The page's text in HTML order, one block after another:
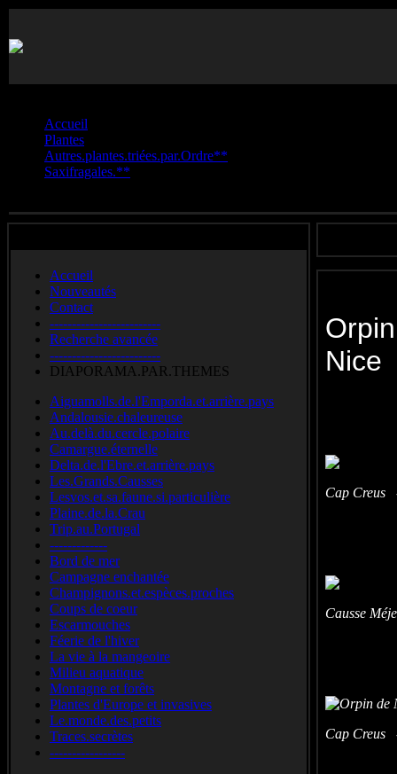
Accueil
Plantes
Autres.plantes.triées.par.Ordre**
Saxifragales.**
Accueil
Nouveautés
Contact
-------------------------
Recherche avancée
-------------------------
DIAPORAMA.PAR.THEMES
Aiguamolls.de.l'Emporda.et.arrière.pays
Andalousie.chaleureuse
Au.delà.du.cercle.polaire
Camargue.éternelle
Delta.de.l'Ebre.et.arrière.pays
Les.Grands.Causses
Lesvos.et.sa.faune.si.particulière
Plaine.de.la.Crau
Trip.au.Portugal
-------------
Bord de mer
Campagne enchantée
Champignons.et.espèces.proches
Coups de coeur
Escarmouches
Féerie de l'hiver
La vie à la mangeoire
Milieu aquatique
Montagne et forêts
Plantes d'Europe et invasives
Le.monde.des.petits
Traces.secrètes
-----------------
Cap Creus
Causse
Cap Creus